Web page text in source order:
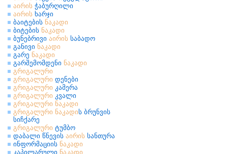
აირის ჭაბურღილი
აირის ხარჯი
ბაიტების ნაკადი
ბიტების ნაკადი
ბუნებრივი აირის საბადო
განივი ნაკადი
გარე ნაკადი
გარშემომდენი ნაკადი
გრიგალური
გრიგალური დენები
გრიგალური კამერა
გრიგალური კვალი
გრიგალური ნაკადი
გრიგალური ნაკადის ბრუნვის
სიჩქარე
გრიგალური ტუმბო
დაბალი წნევის აირის სანთურა
ინფორმაციის ნაკადი
კაპილარული ნაკადი